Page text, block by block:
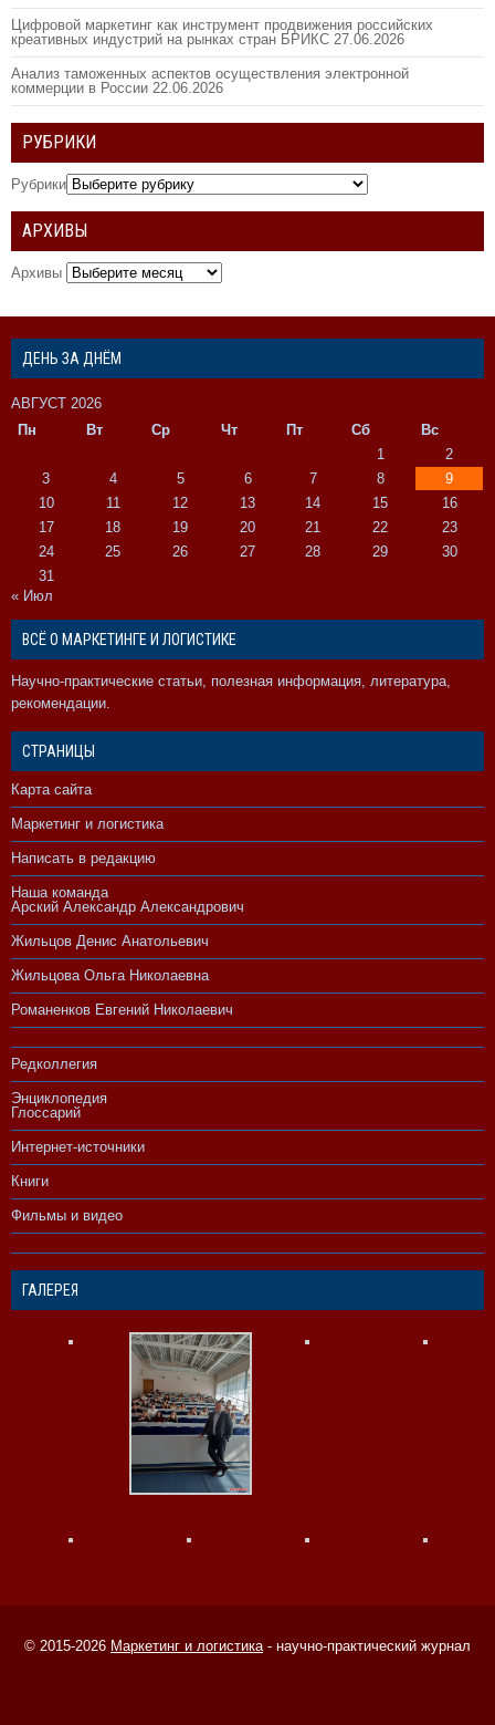
Цифровой маркетинг как инструмент продвижения российских
креативных индустрий на рынках стран БРИКС 27.06.2026
Анализ таможенных аспектов осуществления электронной
коммерции в России 22.06.2026
РУБРИКИ
Рубрики
АРХИВЫ
Архивы
ДЕНЬ ЗА ДНЁМ
АВГУСТ 2026
Пн
Вт Ср Чт Пт Сб
Вс
1
2
3
4 5 6 7 8
9
10
11 12 13 14 15
16
17
18 19 20 21 22
23
24
25 26 27 28 29
30
31
« Июл
ВСЁ О МАРКЕТИНГЕ И ЛОГИСТИКЕ
Научно-практические статьи, полезная информация, литература,
рекомендации.
СТРАНИЦЫ
Карта сайта
Маркетинг и логистика
Написать в редакцию
Наша команда
Арский Александр Александрович
Жильцов Денис Анатольевич
Жильцова Ольга Николаевна
Романенков Евгений Николаевич
Редколлегия
Энциклопедия
Глоссарий
Интернет-источники
Книги
Фильмы и видео
ГАЛЕРЕЯ
© 2015-2026 Маркетинг и логистика - научно-практический журнал